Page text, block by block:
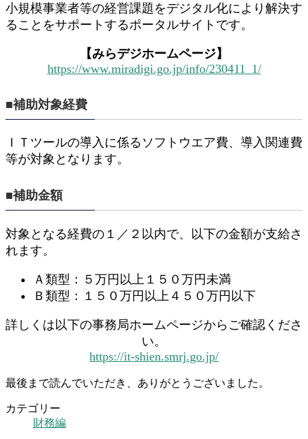
小規模事業者等の経営課題をデジタル化により解決す
ることをサポートするポータルサイトです。
【みらデジホームページ】
https://www.miradigi.go.jp/info/230411_1/
■補助対象経費
ＩＴツールの導入に係るソフトウエア費、導入関連費
等が対象となります。
■補助金額
対象となる経費の１／２以内で、以下の金額が支給さ
れます。
Ａ類型：５万円以上１５０万円未満
Ｂ類型：１５０万円以上４５０万円以下
詳しくは以下の事務局ホームページからご確認くださ
い。
https://it-shien.smrj.go.jp/
最後まで読んでいただき、ありがとうございました。
カテゴリー
財務編